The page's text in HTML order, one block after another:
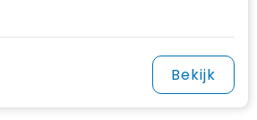
Bekijk